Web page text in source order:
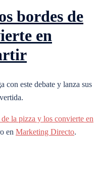
bordes de
en
con este debate y lanza sus
la pizza y los convierte en
en Marketing Directo.